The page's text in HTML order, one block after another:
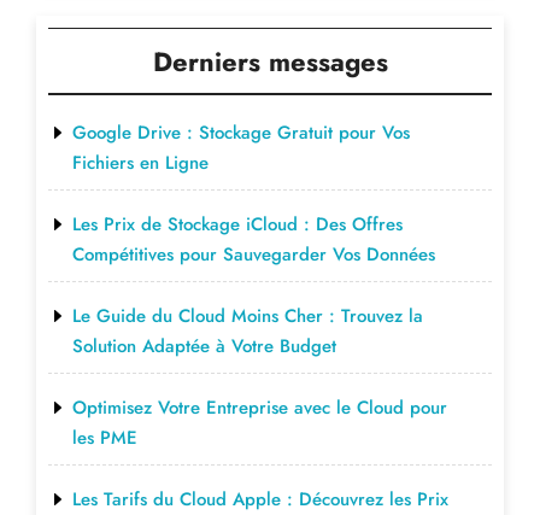
Derniers messages
Google Drive : Stockage Gratuit pour Vos
Fichiers en Ligne
Les Prix de Stockage iCloud : Des Offres
Compétitives pour Sauvegarder Vos Données
Le Guide du Cloud Moins Cher : Trouvez la
Solution Adaptée à Votre Budget
Optimisez Votre Entreprise avec le Cloud pour
les PME
Les Tarifs du Cloud Apple : Découvrez les Prix